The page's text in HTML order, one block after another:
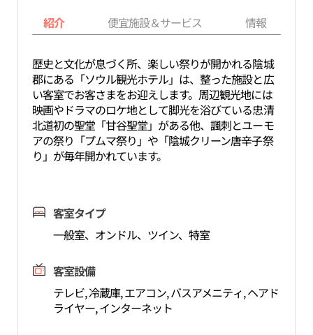
紹介 便宜施設＆サービス 情報
歴史と文化が息づく所、楽しい祭りが開かれる陰城
郡にある「ソウル観光ホテル」は、整った施設と広
い客室でお客さまをお迎えします。周辺観光地には
映画やドラマのロケ地として脚光を浴びている忠清
北道初の聖堂「甘谷聖堂」がある他、諷刺とユーモ
アの祭り「プムマ祭り」や「陰城クリーン唐辛子祭
り」が毎年開かれています。
客室タイプ
一般室、オンドル、ツイン、特室
客室設備
テレビ, 冷蔵庫, エアコン, バスアメニティ, ヘアド
ライヤー, インターネット